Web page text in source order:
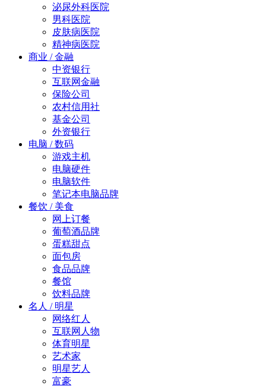
泌尿外科医院
男科医院
皮肤病医院
精神病医院
商业 / 金融
中资银行
互联网金融
保险公司
农村信用社
基金公司
外资银行
电脑 / 数码
游戏主机
电脑硬件
电脑软件
笔记本电脑品牌
餐饮 / 美食
网上订餐
葡萄酒品牌
蛋糕甜点
面包房
食品品牌
餐馆
饮料品牌
名人 / 明星
网络红人
互联网人物
体育明星
艺术家
明星艺人
富豪